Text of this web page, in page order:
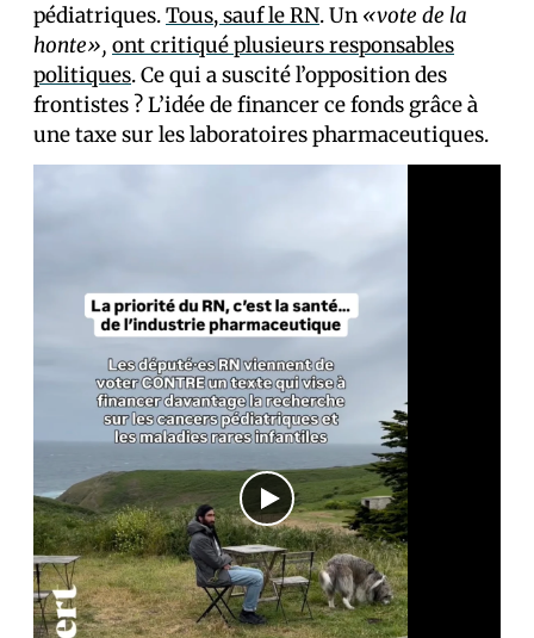
pédiatriques.Tous, sauf le RN. Un «vote de la
honte», ont critiqué plusieurs responsables
politiques. Ce qui a suscité l’opposition des
frontistes ? L’idée de financer ce fonds grâce à
une taxe sur les laboratoires pharmaceutiques.